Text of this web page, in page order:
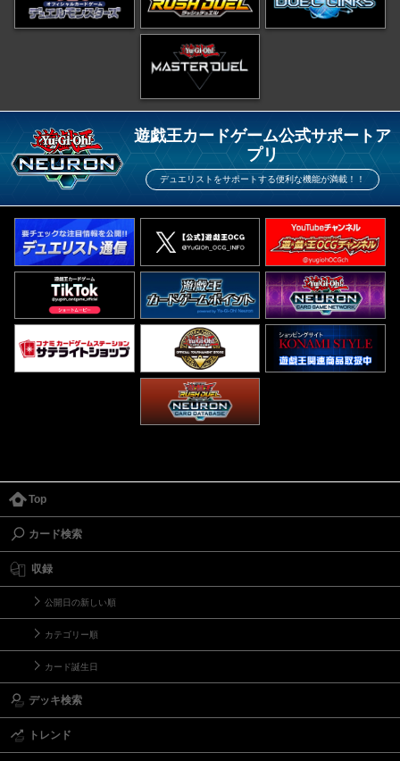
遊戯王カードゲーム公式サポートア
プリ
デュエリストをサポートする便利な機能が満載！！
Top
カード検索
収録
公開日の新しい順
カテゴリー順
カード誕生日
デッキ検索
トレンド